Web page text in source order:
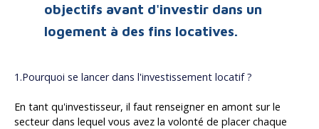
objectifs avant d'investir dans un
logement à des fins locatives.
1.Pourquoi se lancer dans l'investissement locatif ?
En tant qu'investisseur, il faut renseigner en amont sur le
secteur dans lequel vous avez la volonté de placer chaque